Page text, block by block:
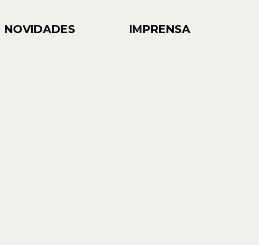
NOVIDADES IMPRENSA